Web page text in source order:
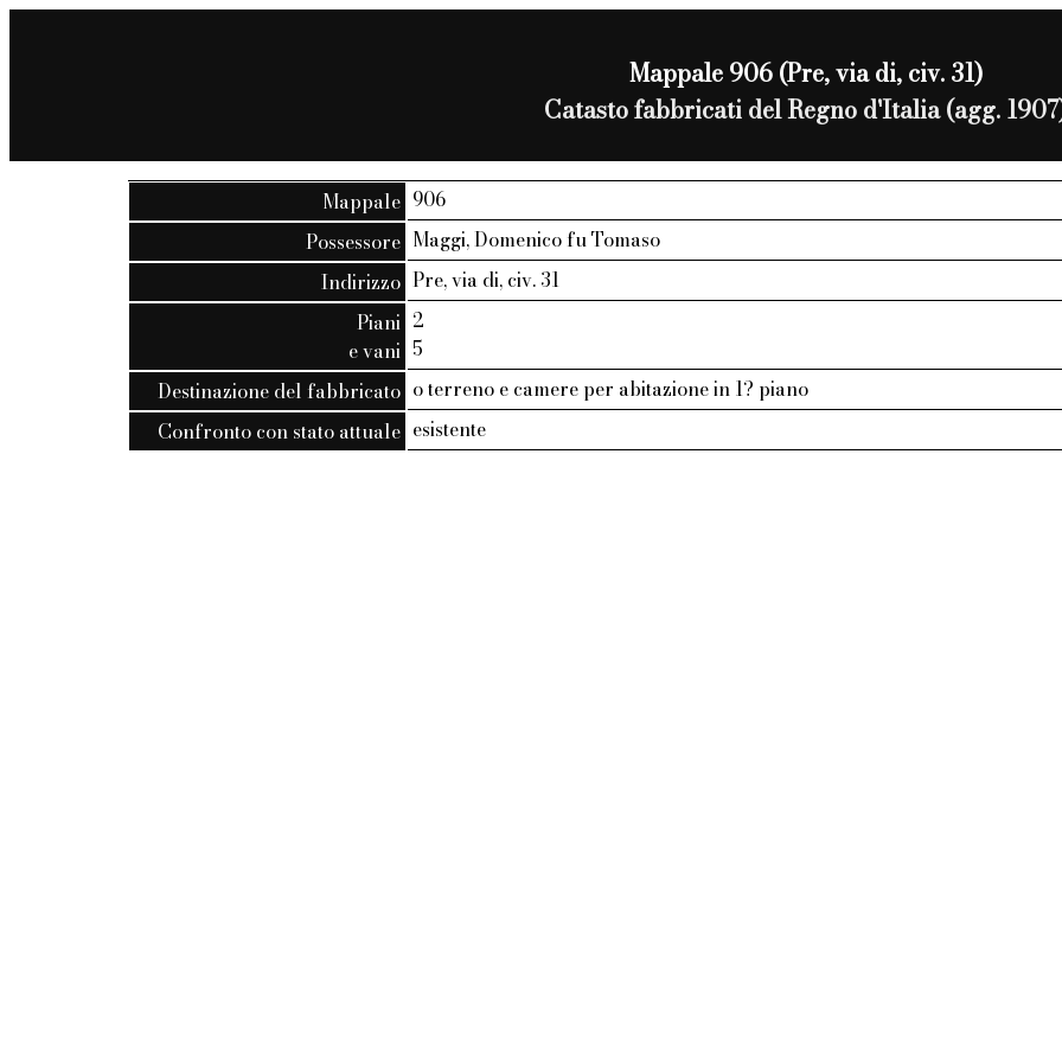
Mappale 906 (Pre, via di, civ. 31)
Catasto fabbricati del Regno d'Italia (agg.
Mappale 906
Possessore Maggi, Domenico fu Tomaso
Indirizzo Pre, via di, civ. 31
Piani
e vani
2
5
Destinazione del fabbricato o terreno e camere per abitazione in 1? piano
Confronto con stato attuale esistente